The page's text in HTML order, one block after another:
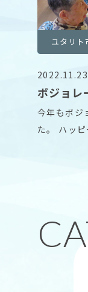
ユタリト
2022.11.23
ボジョレ
今年もボジ
た。 ハッ